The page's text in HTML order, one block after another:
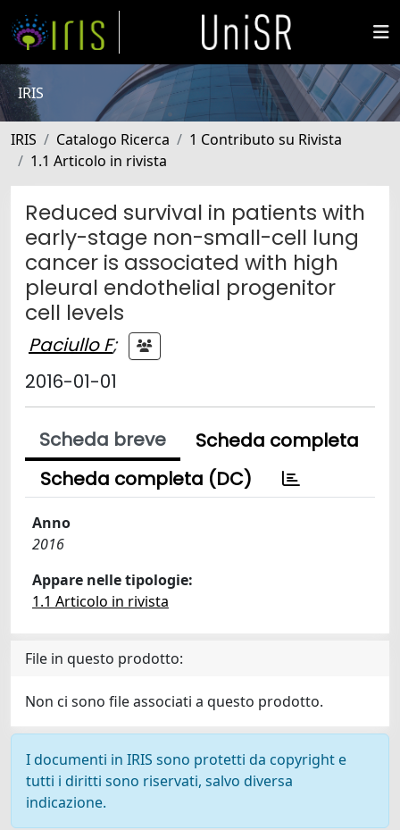
IRIS
IRIS Catalogo Ricerca
1 Contributo su Rivista
1.1 Articolo in rivista
Reduced survival in patients with
early-stage non-small-cell lung
cancer is associated with high
pleural endothelial progenitor
cell levels
Paciullo F;
2016-01-01
Scheda breve
Scheda completa
Scheda completa (DC)
Anno
2016
Appare nelle tipologie:
1.1 Articolo in rivista
File in questo prodotto:
Non ci sono file associati a questo prodotto.
I documenti in IRIS sono protetti da copyright e
tutti i diritti sono riservati, salvo diversa
indicazione.